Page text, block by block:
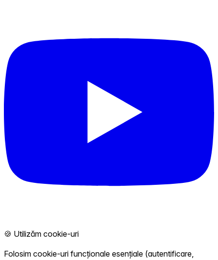
🍪 Utilizăm cookie-uri
Folosim cookie-uri funcționale esențiale (autentificare,